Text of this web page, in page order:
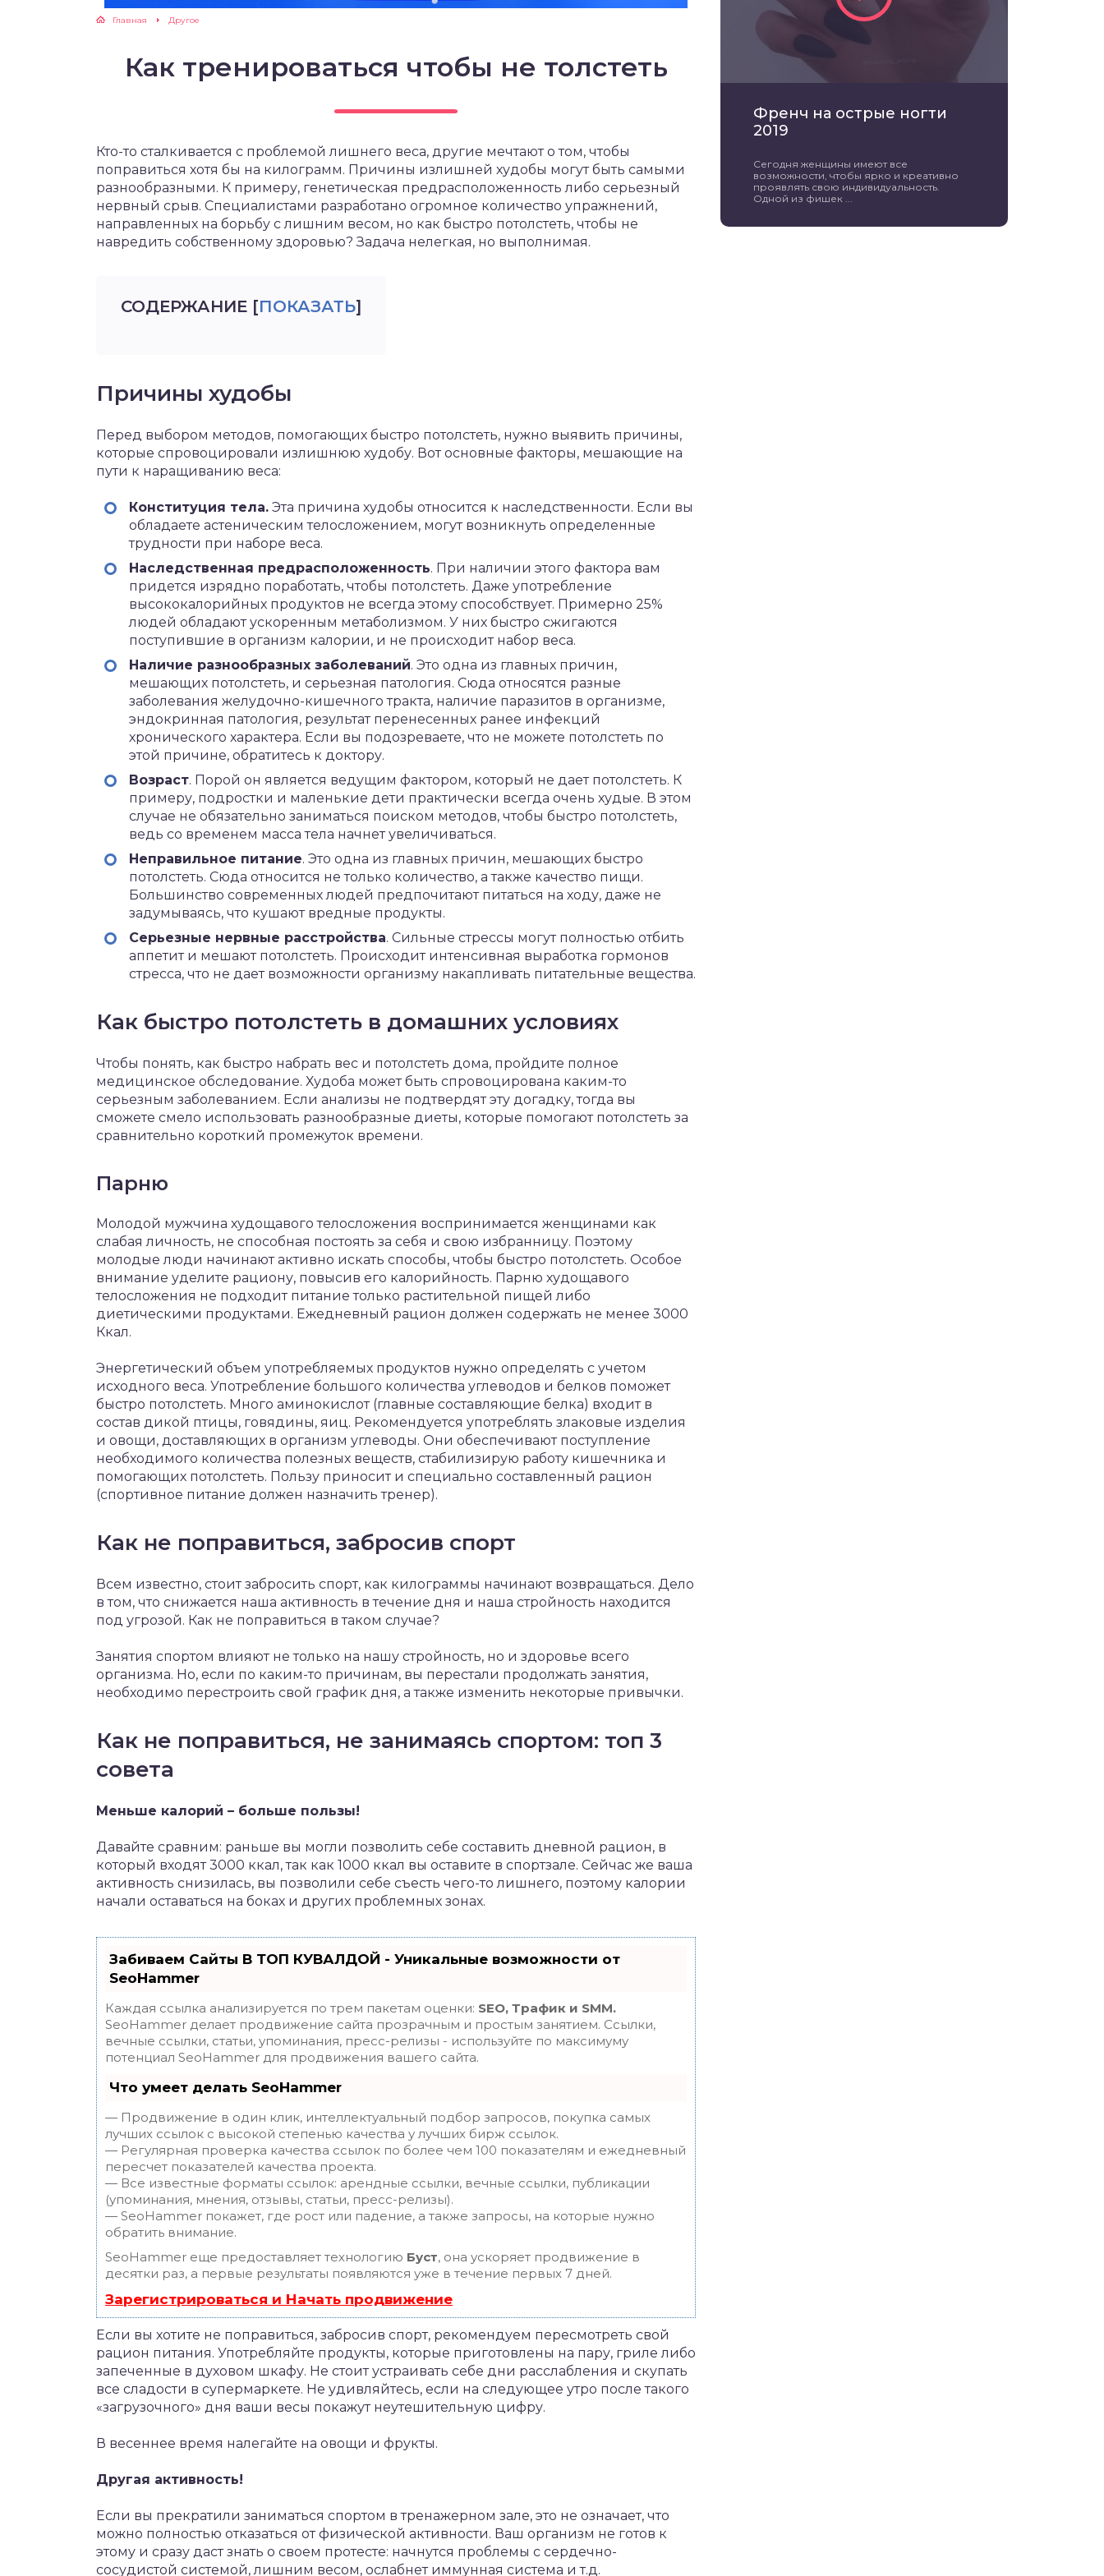
Главная Другое
Как тренироваться чтобы не толстеть
Кто-то сталкивается с проблемой лишнего веса, другие мечтают о том, чтобы
поправиться хотя бы на килограмм. Причины излишней худобы могут быть самыми
разнообразными. К примеру, генетическая предрасположенность либо серьезный
нервный срыв. Специалистами разработано огромное количество упражнений,
направленных на борьбу с лишним весом, но как быстро потолстеть, чтобы не
навредить собственному здоровью? Задача нелегкая, но выполнимая.
СОДЕРЖАНИЕ [ПОКАЗАТЬ]
Причины худобы
Перед выбором методов, помогающих быстро потолстеть, нужно выявить причины,
которые спровоцировали излишнюю худобу. Вот основные факторы, мешающие на
пути к наращиванию веса:
Конституция тела. Эта причина худобы относится к наследственности. Если вы
обладаете астеническим телосложением, могут возникнуть определенные
трудности при наборе веса.
Наследственная предрасположенность. При наличии этого фактора вам
придется изрядно поработать, чтобы потолстеть. Даже употребление
высококалорийных продуктов не всегда этому способствует. Примерно 25%
людей обладают ускоренным метаболизмом. У них быстро сжигаются
поступившие в организм калории, и не происходит набор веса.
Наличие разнообразных заболеваний. Это одна из главных причин,
мешающих потолстеть, и серьезная патология. Сюда относятся разные
заболевания желудочно-кишечного тракта, наличие паразитов в организме,
эндокринная патология, результат перенесенных ранее инфекций
хронического характера. Если вы подозреваете, что не можете потолстеть по
этой причине, обратитесь к доктору.
Возраст. Порой он является ведущим фактором, который не дает потолстеть. К
примеру, подростки и маленькие дети практически всегда очень худые. В этом
случае не обязательно заниматься поиском методов, чтобы быстро потолстеть,
ведь со временем масса тела начнет увеличиваться.
Неправильное питание. Это одна из главных причин, мешающих быстро
потолстеть. Сюда относится не только количество, а также качество пищи.
Большинство современных людей предпочитают питаться на ходу, даже не
задумываясь, что кушают вредные продукты.
Серьезные нервные расстройства. Сильные стрессы могут полностью отбить
аппетит и мешают потолстеть. Происходит интенсивная выработка гормонов
стресса, что не дает возможности организму накапливать питательные вещества.
Как быстро потолстеть в домашних условиях
Чтобы понять, как быстро набрать вес и потолстеть дома, пройдите полное
медицинское обследование. Худоба может быть спровоцирована каким-то
серьезным заболеванием. Если анализы не подтвердят эту догадку, тогда вы
сможете смело использовать разнообразные диеты, которые помогают потолстеть за
сравнительно короткий промежуток времени.
Парню
Молодой мужчина худощавого телосложения воспринимается женщинами как
слабая личность, не способная постоять за себя и свою избранницу. Поэтому
молодые люди начинают активно искать способы, чтобы быстро потолстеть. Особое
внимание уделите рациону, повысив его калорийность. Парню худощавого
телосложения не подходит питание только растительной пищей либо
диетическими продуктами. Ежедневный рацион должен содержать не менее 3000
Ккал.
Энергетический объем употребляемых продуктов нужно определять с учетом
исходного веса. Употребление большого количества углеводов и белков поможет
быстро потолстеть. Много аминокислот (главные составляющие белка) входит в
состав дикой птицы, говядины, яиц. Рекомендуется употреблять злаковые изделия
и овощи, доставляющих в организм углеводы. Они обеспечивают поступление
необходимого количества полезных веществ, стабилизирую работу кишечника и
помогающих потолстеть. Пользу приносит и специально составленный рацион
(спортивное питание должен назначить тренер).
Как не поправиться, забросив спорт
Всем известно, стоит забросить спорт, как килограммы начинают возвращаться. Дело
в том, что снижается наша активность в течение дня и наша стройность находится
под угрозой. Как не поправиться в таком случае?
Занятия спортом влияют не только на нашу стройность, но и здоровье всего
организма. Но, если по каким-то причинам, вы перестали продолжать занятия,
необходимо перестроить свой график дня, а также изменить некоторые привычки.
Как не поправиться, не занимаясь спортом: топ 3
совета
Меньше калорий – больше пользы!
Давайте сравним: раньше вы могли позволить себе составить дневной рацион, в
который входят 3000 ккал, так как 1000 ккал вы оставите в спортзале. Сейчас же ваша
активность снизилась, вы позволили себе съесть чего-то лишнего, поэтому калории
начали оставаться на боках и других проблемных зонах.
Забиваем Сайты В ТОП КУВАЛДОЙ - Уникальные возможности от
SeoHammer
Каждая ссылка анализируется по трем пакетам оценки: SEO, Трафик и SMM.
SeoHammer делает продвижение сайта прозрачным и простым занятием. Ссылки,
вечные ссылки, статьи, упоминания, пресс-релизы - используйте по максимуму
потенциал SeoHammer для продвижения вашего сайта.
Что умеет делать SeoHammer
— Продвижение в один клик, интеллектуальный подбор запросов, покупка самых
лучших ссылок с высокой степенью качества у лучших бирж ссылок.
— Регулярная проверка качества ссылок по более чем 100 показателям и ежедневный
пересчет показателей качества проекта.
— Все известные форматы ссылок: арендные ссылки, вечные ссылки, публикации
(упоминания, мнения, отзывы, статьи, пресс-релизы).
— SeoHammer покажет, где рост или падение, а также запросы, на которые нужно
обратить внимание.
SeoHammer еще предоставляет технологию Буст, она ускоряет продвижение в
десятки раз, а первые результаты появляются уже в течение первых 7 дней.
Зарегистрироваться и Начать продвижение
Если вы хотите не поправиться, забросив спорт, рекомендуем пересмотреть свой
рацион питания. Употребляйте продукты, которые приготовлены на пару, гриле либо
запеченные в духовом шкафу. Не стоит устраивать себе дни расслабления и скупать
все сладости в супермаркете. Не удивляйтесь, если на следующее утро после такого
«загрузочного» дня ваши весы покажут неутешительную цифру.
В весеннее время налегайте на овощи и фрукты.
Другая активность!
Если вы прекратили заниматься спортом в тренажерном зале, это не означает, что
можно полностью отказаться от физической активности. Ваш организм не готов к
этому и сразу даст знать о своем протесте: начнутся проблемы с сердечно-
сосудистой системой, лишним весом, ослабнет иммунная система и т.д.
Френч на острые ногти
2019
Сегодня женщины имеют все
возможности, чтобы ярко и креативно
проявлять свою индивидуальность.
Одной из фишек ...